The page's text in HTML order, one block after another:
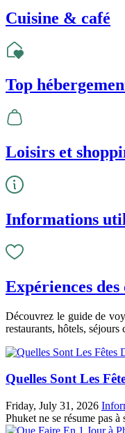
Cuisine & café
Top
Loisirs et
Informations
Expériences
Découvrez le guide de
restaurants, hôtels,
Quelles Sont Les
Friday, July 31, 2026
Phuket ne se résume pas